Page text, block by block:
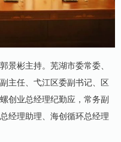
彬主持。芜湖市委常委、
主任、弋江区委副书记、区
创业总经理纪勤应，常务副
经理助理、海创循环总经理